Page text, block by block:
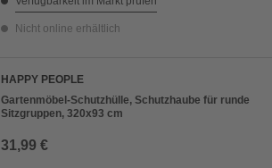
Nicht online erhältlich
HAPPY PEOPLE
Gartenmöbel-Schutzhülle, Schutzhaube für runde
Sitzgruppen, 320x93 cm
31,99 €